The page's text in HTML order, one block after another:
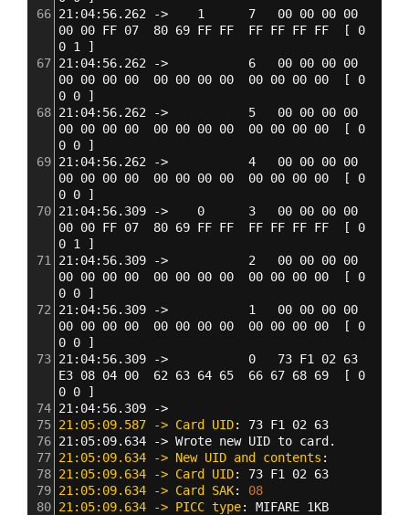
66 21:04:56.262 ->    1      7   00 00 00 00
00 00 FF 07  80 69 FF FF  FF FF FF FF
[
0
0 1
]
67 21:04:56.262 ->           6   00 00 00 00
00 00 00 00  00 00 00 00  00 00 00 00
[
0
0 0
]
68 21:04:56.262 ->           5   00 00 00 00
00 00 00 00  00 00 00 00  00 00 00 00
[
0
0 0
]
69 21:04:56.262 ->           4   00 00 00 00
00 00 00 00  00 00 00 00  00 00 00 00
[
0
0 0
]
70 21:04:56.309 ->    0      3   00 00 00 00
00 00 FF 07  80 69 FF FF  FF FF FF FF
[
0
0 1
]
71
21:04:56.309 ->           2   00 00 00 00
00 00 00 00  00 00 00 00  00 00 00 00
[
0
0 0
]
72
21:04:56.309 ->           1   00 00 00 00
00 00 00 00  00 00 00 00  00 00 00 00
[
0
0 0
]
73 21:04:56.309 ->           0   73 F1 02 63
E3 08 04 00  62 63 64 65  66 67 68 69
[
0
0 0
]
74
75 21:05:09.587 -> Card UID: 73 F1 02 63
76 21:05:09.634 -> Wrote new UID to card.
77 21:05:09.634 -> New UID and contents :
78 21:05:09.634 -> Card UID: 73 F1 02 63
79 21:05:09.634 -> Card SAK: 08
80 21:05:09.634 -> PICC type: MIFARE 1KB